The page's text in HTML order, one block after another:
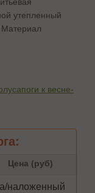
утепленный
к весне-
Цена (руб)
наложенный